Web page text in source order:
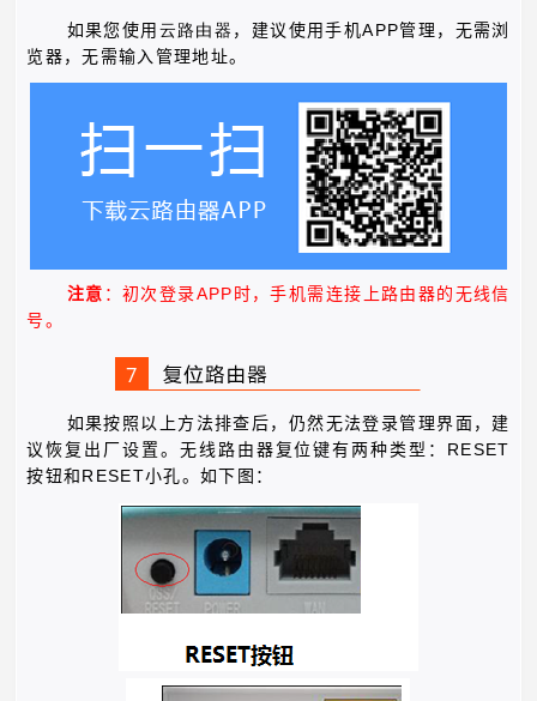
如果您使用 云路由器 ，建议使用手机APP管理，无需浏
览器，无需输入管理地址。
注意 ：初次登录APP 时，手机需连接上路由器的无线信
号。
如果按照以上方法排查后，仍然无法登录管理界面，建
议恢复出厂设置。无线路由器复位键有两种类型： RESET
按钮和 RESET小孔。如下图：